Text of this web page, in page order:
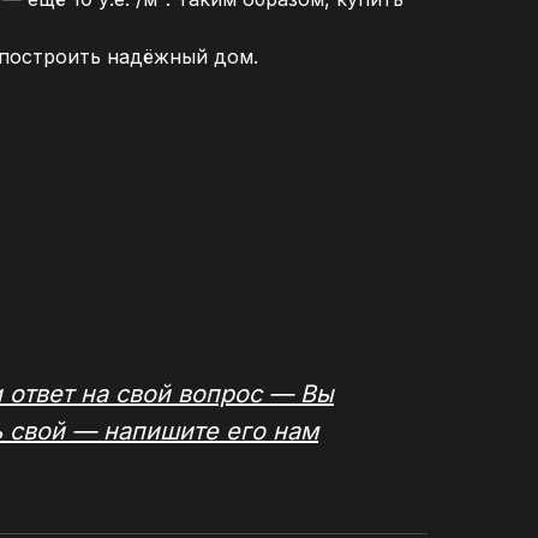
надёжный дом.
на свой вопрос — Вы
свой — напишите его нам